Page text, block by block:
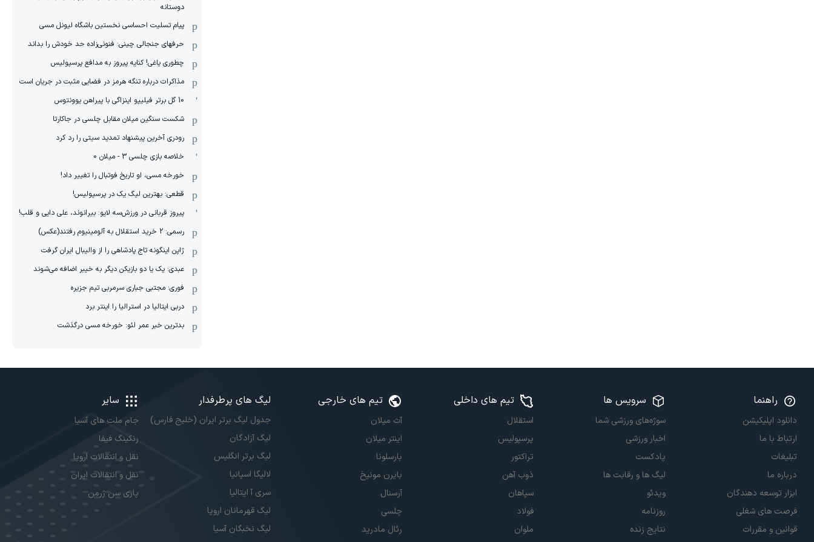
دوستانه
پیام تسلیت احساسی نخستین باشگاه لیونل مسی
حرفهای جنجالی چینی: فنونی‌زاده حد خودش را بداند
چطوری یاغی! کنایه پیروز به مدافع پرسپولیس
مذاکرات درباره تنگه هرمز در فضایی مثبت در جریان است
10 گل برتر فیلیپو اینزاگی با پیراهن یوونتوس
شکست سنگین میلان مقابل چلسی در جاکارتا
رودری آخرین پیشنهاد تمدید سیتی را رد کرد
خلاصه بازی چلسی 3 - میلان 0
خورخه مسی، او تاریخ فوتبال را تغییر داد!
قطعی: بهترین لیگ یک در پرسپولیس!
پیروز قربانی در ورزش‌سه لایو: بیرانوند، علی دایی و قلب!
رسمی: 2 خرید استقلال به آلومینیوم رفتند(عکس)
ژاپن اینگونه تاج پادشاهی را از والیبال ایران گرفت
عبدی: یک یا دو بازیکن دیگر به خیبر اضافه می‌شوند
فوری: مجتبی جباری سرمربی تیم جزیره
دربی ایتالیا در استرالیا را اینتر برد
بدترین خبر عمر لئو: خورخه مسی درگذشت
راهنما
دانلود اپلیکیشن
ارتباط با ما
تبلیغات
درباره ما
ابزار توسعه دهندگان
فرصت های شغلی
قوانین و مقررات
سرویس ها
سوژه‌های ورزشی شما
اخبار ورزشی
پادکست
لیگ ها و رقابت ها
ویدئو
روزنامه
نتایج زنده
تیم های داخلی
استقلال
پرسپولیس
تراکتور
ذوب آهن
سپاهان
فولاد
ملوان
تیم های خارجی
آث میلان
اینتر میلان
بارسلونا
بایرن مونیخ
آرسنال
چلسی
رئال مادرید
لیگ های پرطرفدار
جدول لیگ برتر ایران (خلیج فارس)
لیگ آزادگان
لیگ برتر انگلیس
لالیگا اسپانیا
سری آ ایتالیا
لیگ قهرمانان اروپا
لیگ نخبگان آسیا
سایر
جام ملت های آسیا
رنکینگ فیفا
نقل و انتقالات اروپا
نقل و انتقالات ایران
پاری سن ژرمن